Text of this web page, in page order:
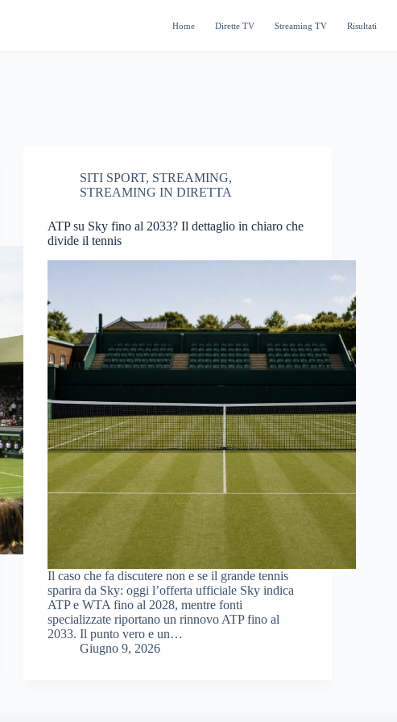
Home Dirette TV Streaming TV Risultati
SITI SPORT, STREAMING,
STREAMING IN DIRETTA
ATP su Sky fino al 2033? Il dettaglio in chiaro che
divide il tennis
Il caso che fa discutere non e se il grande tennis
sparira da Sky: oggi l’offerta ufficiale Sky indica
ATP e WTA fino al 2028, mentre fonti
specializzate riportano un rinnovo ATP fino al
2033. Il punto vero e un…
Giugno 9, 2026